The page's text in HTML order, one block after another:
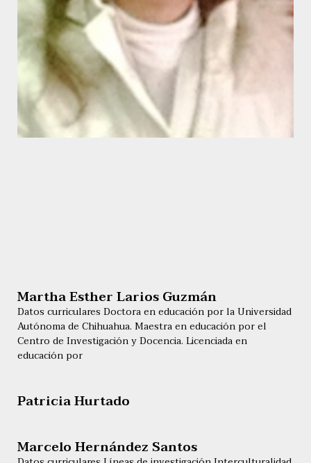
Martha Esther Larios Guzmán
Datos curriculares Doctora en educación por la Universidad
Autónoma de Chihuahua. Maestra en educación por el
Centro de Investigación y Docencia. Licenciada en
educación por
Patricia Hurtado
Marcelo Hernández Santos